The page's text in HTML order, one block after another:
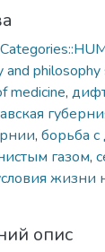
and
medicine,
, борьба
газом,
жизни
опис